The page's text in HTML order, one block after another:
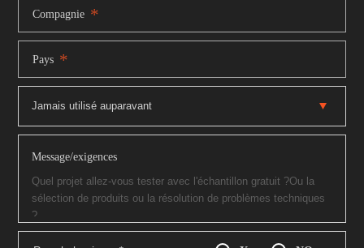
Compagnie *
Pays *
Message/exigences